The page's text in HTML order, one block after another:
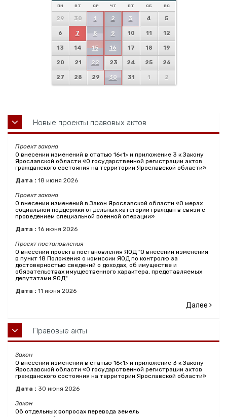
ПН ВТ СР ЧТ ПТ СБ ВС
29 30 1 2 3 4 5
6 7 8 9 10 11 12
13 14 15 16 17 18 19
20 21 22 23 24 25 26
27 28 29 30 31 1 2
Новые проекты правовых актов
Проект закона
О внесении изменений в статью 16<1> и приложение 3 к Закону
Ярославской области «О государственной регистрации актов
гражданского состояния на территории Ярославской области»
Дата : 18 июня 2026
Проект закона
О внесении изменений в Закон Ярославской области «О мерах
социальной поддержки отдельных категорий граждан в связи с
проведением специальной военной операции»
Дата : 16 июня 2026
Проект постановления
О внесении проекта постановления ЯОД "О внесении изменения
в пункт 18 Положения о комиссии ЯОД по контролю за
достоверностью сведений о доходах, об имуществе и
обязательствах имущественного характера, представляемых
депутатами ЯОД"
Дата : 11 июня 2026
Далее
Правовые акты
Закон
О внесении изменений в статью 16<1> и приложение 3 к Закону
Ярославской области «О государственной регистрации актов
гражданского состояния на территории Ярославской области»
Дата : 30 июня 2026
Закон
Об отдельных вопросах перевода земель